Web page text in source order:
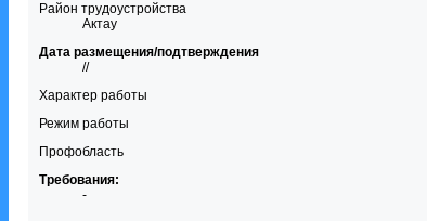
Район трудоустройства
Актау
Дата размещения/подтверждения
//
Характер работы
Режим работы
Профобласть
Требования:
-